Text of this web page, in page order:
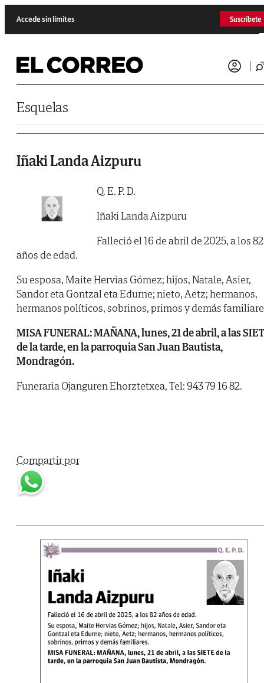
Accede sin límites Suscríbete
Esquelas
Iñaki Landa Aizpuru
Q. E. P. D.
Iñaki Landa Aizpuru
Falleció el 16 de abril de 2025, a los 82
años de edad.
Su esposa, Maite Hervias Gómez; hijos, Natale, Asier,
Sandor eta Gontzal eta Edurne; nieto, Aetz; hermanos,
hermanos políticos, sobrinos, primos y demás
MISA FUNERAL: MAÑANA, lunes, 21 de abril, a las
de la tarde, en la parroquia San Juan Bautista,
Mondragón.
Funeraria Ojanguren Ehorztetxea, Tel: 943 79 16 82.
Compartir por